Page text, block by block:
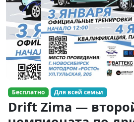
Бесплатно Для всей семьи
Drift Zima —